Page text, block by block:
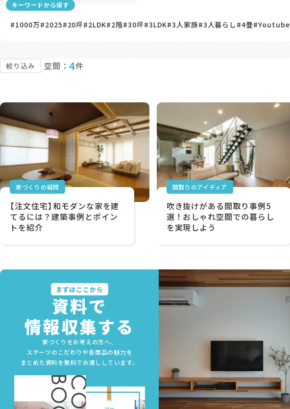
キーワードから探す
#1000万#2025#20坪#2LDK#2階#30坪#3LDK#3人家族#3人暮らし#4畳#Youtube
絞り込み 空間：4件
家づくりの疑問
【注文住宅】和モダンな家を建
てるには？建築事例とポイン
トを紹介
間取りのアイディア
吹き抜けがある間取り事例5
選！おしゃれ空間での暮らし
を実現しよう
まずはここから
資料で
情報収集する
家づくりをお考えの方へ、
ステーツのこだわりや各商品の魅力を
まとめた資料を無料でお渡ししています。